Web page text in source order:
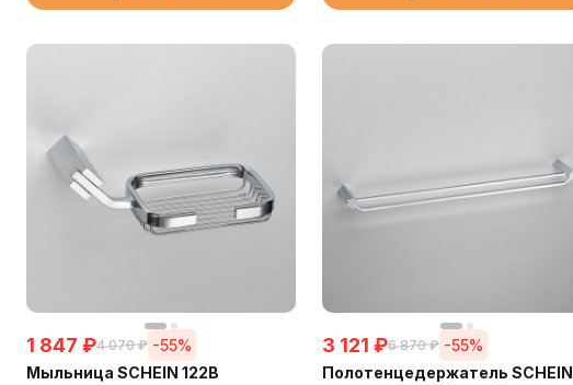
1 847 ₽4 070 ₽ -55%
Мыльница SCHEIN 122B
3 121 ₽6 870 ₽ -55%
Полотенцедержатель SCHEIN